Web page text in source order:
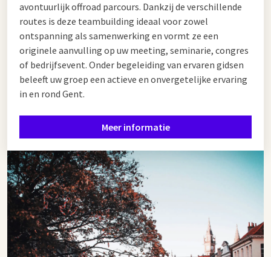
avontuurlijk offroad parcours. Dankzij de verschillende
routes is deze teambuilding ideaal voor zowel
ontspanning als samenwerking en vormt ze een
originele aanvulling op uw meeting, seminarie, congres
of bedrijfsevent. Onder begeleiding van ervaren gidsen
beleeft uw groep een actieve en onvergetelijke ervaring
in en rond Gent.
Meer informatie